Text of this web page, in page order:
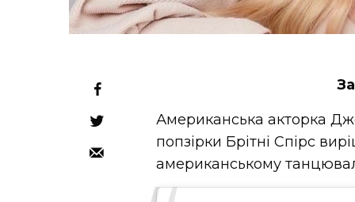
Американська акторка
попзірки Брітні Спірс
американському